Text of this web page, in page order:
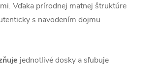
Vďaka prírodnej matnej štruktúre
s navodením dojmu
jednotlivé dosky a sľubuje